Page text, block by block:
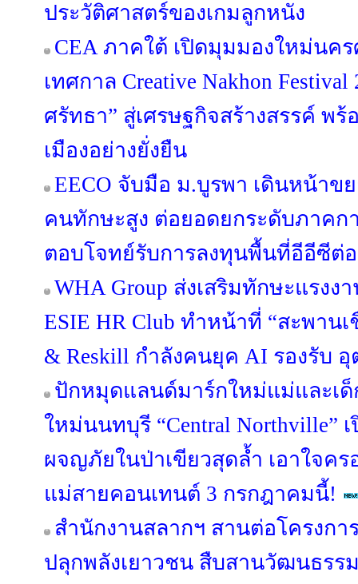
ประวัติศาสตร์ของเกมลูกหนัง
CEA ภาคใต้ เปิดมุมมองใหม่นค
เทศกาล Creative Nakhon
ศรัทธา” สู่เศรษฐกิจสร้างสรรค์ พ
เมืองอย่างยั่งยืน
EECO จับมือ ม.บูรพา เดินหน้า
คนทักษะสูง ต่อยอดยกระดับภาคก
ตอบโจทย์รับการลงทุนพื้นที่อีอีซีต่อ
WHA Group ส่งเสริมทักษะแรง
ESIE HR Club ทำหน้าที่ “สะพาน
& Reskill กำลังคนยุค AI รองรับ
ปักหมุดแลนด์มาร์กใหม่แม่และเด็
ใหม่นนทบุรี “Central Northville”
ผจญภัยในป่าเขียวสุดล้ำ เอาใจค
แม่สายคอนเทนต์ 3 กรกฎาคมนี้!
สำนักงานสลากฯ สานต่อโครงการ
ปลุกพลังเยาวชน สืบสานวัฒนธรร